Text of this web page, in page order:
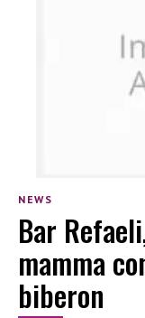
NEWS
Bar
mamma
biberon